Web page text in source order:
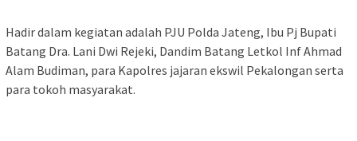
Hadir dalam kegiatan adalah PJU Polda Jateng, Ibu Pj Bupati
Batang Dra. Lani Dwi Rejeki, Dandim Batang Letkol Inf Ahmad
Alam Budiman, para Kapolres jajaran ekswil Pekalongan serta
para tokoh masyarakat.